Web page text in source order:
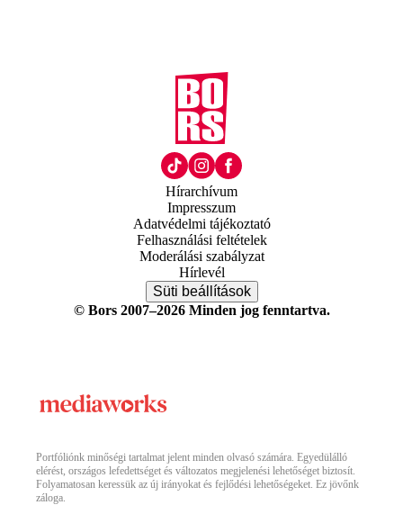
Hírarchívum
Impresszum
Adatvédelmi tájékoztató
Felhasználási feltételek
Moderálási szabályzat
Hírlevél
Süti beállítások
© Bors 2007–2026 Minden jog fenntartva.
Portfóliónk minőségi tartalmat jelent minden olvasó számára. Egyedülálló
elérést, országos lefedettséget és változatos megjelenési lehetőséget biztosít.
Folyamatosan keressük az új irányokat és fejlődési lehetőségeket. Ez jövőnk
záloga.